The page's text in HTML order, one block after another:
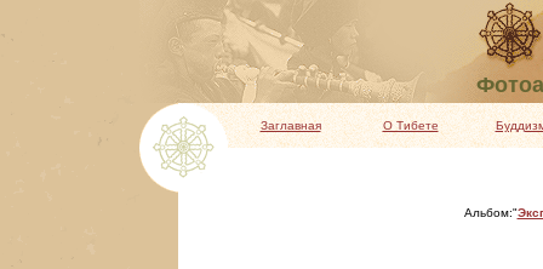
Заглавная О Тибете
Альбом:"